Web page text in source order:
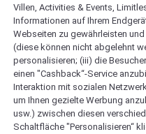
Villen, Activities & Events,
Informationen auf Ihrem
Webseiten zu gewährleisten
(diese können nicht abgelehnt
personalisieren; (iii) die
einen "Cashback“-Service
Interaktion mit sozialen
um Ihnen gezielte Werbung
usw.) zwischen diesen
Schaltfläche "Personalisieren“